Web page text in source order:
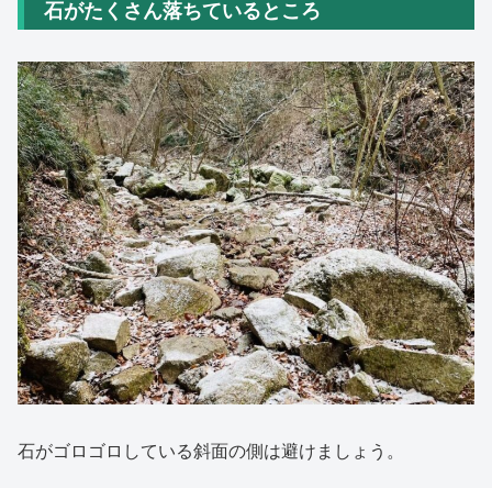
石がたくさん落ちているところ
石がゴロゴロしている斜面の側は避けましょう。